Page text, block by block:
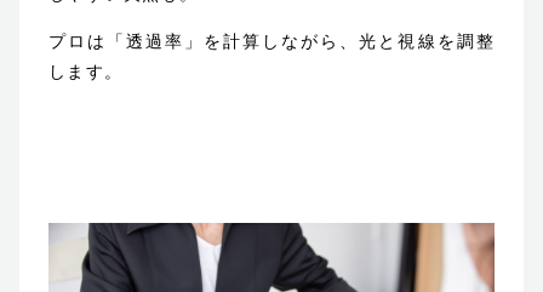
プロは「透過率」を計算しながら、光と視線を調整
します。